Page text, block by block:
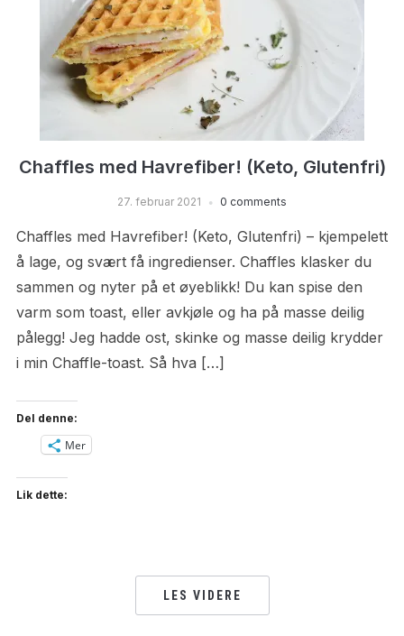
Chaffles med Havrefiber! (Keto, Glutenfri)
27. februar 2021 0 comments
Chaffles med Havrefiber! (Keto, Glutenfri) – kjempelett
å lage, og svært få ingredienser. Chaffles klasker du
sammen og nyter på et øyeblikk! Du kan spise den
varm som toast, eller avkjøle og ha på masse deilig
pålegg! Jeg hadde ost, skinke og masse deilig krydder
i min Chaffle-toast. Så hva […]
Del denne:
Mer
Lik dette:
LES VIDERE